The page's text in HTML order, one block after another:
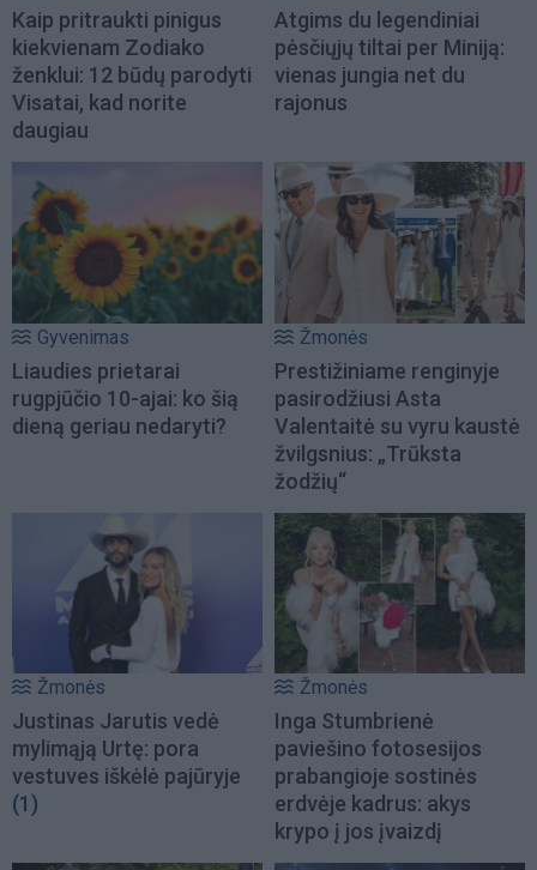
Kaip pritraukti pinigus
kiekvienam Zodiako
ženklui: 12 būdų parodyti
Visatai, kad norite
daugiau
Atgims du legendiniai
pėsčiųjų tiltai per Miniją:
vienas jungia net du
rajonus
Gyvenimas
Liaudies prietarai
rugpjūčio 10-ajai: ko šią
dieną geriau nedaryti?
Žmonės
Prestižiniame renginyje
pasirodžiusi Asta
Valentaitė su vyru kaustė
žvilgsnius: „Trūksta
žodžių“
Žmonės
Justinas Jarutis vedė
mylimąją Urtę: pora
vestuves iškėlė pajūryje
(1)
Žmonės
Inga Stumbrienė
paviešino fotosesijos
prabangioje sostinės
erdvėje kadrus: akys
krypo į jos įvaizdį